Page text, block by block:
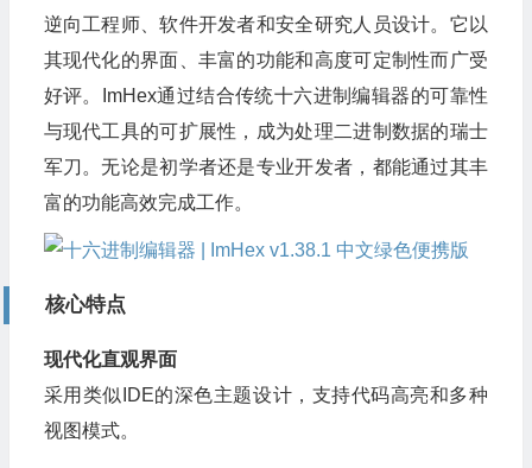
逆向工程师、软件开发者和安全研究人员设计。它以
其现代化的界面、丰富的功能和高度可定制性而广受
好评。ImHex通过结合传统十六进制编辑器的可靠性
与现代工具的可扩展性，成为处理二进制数据的瑞士
军刀。无论是初学者还是专业开发者，都能通过其丰
富的功能高效完成工作。
核心特点
现代化直观界面
采用类似IDE的深色主题设计，支持代码高亮和多种
视图模式。